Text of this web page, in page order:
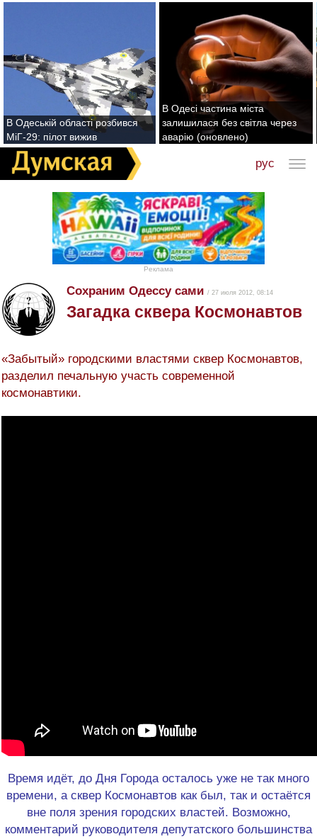
В Одеській області розбився
МіГ-29: пілот вижив
В Одесі частина міста
залишилася без світла через
аварію (оновлено)
рус
Реклама
Сохраним Одессу сами / 27 июля 2012, 08:14
Загадка сквера Космонавтов
«Забытый» городскими властями сквер Космонавтов,
разделил печальную участь современной
космонавтики.
Время идёт, до Дня Города осталось уже не так много
времени, а сквер Космонавтов как был, так и остаётся
вне поля зрения городских властей. Возможно,
комментарий руководителя депутатского большинства